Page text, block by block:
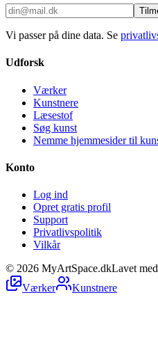
Vi passer på dine data. Se
Udforsk
Værker
Kunstnere
Læsestof
Søg kunst
Nemme hjemmesider til
Konto
Log ind
Opret gratis profil
Support
Privatlivspolitik
Vilkår
© 2026 MyArtSpace.dkLavet
Værker
Kunstnere